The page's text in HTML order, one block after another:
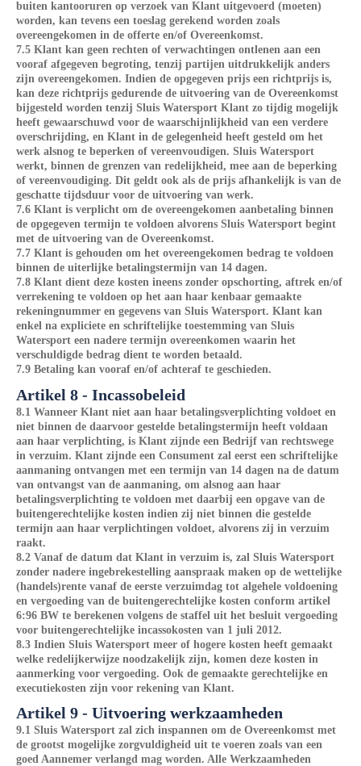
buiten kantooruren op verzoek van Klant uitgevoerd (moeten)
worden, kan tevens een toeslag gerekend worden zoals
overeengekomen in de offerte en/of Overeenkomst.
7.5 Klant kan geen rechten of verwachtingen ontlenen aan een
vooraf afgegeven begroting, tenzij partijen uitdrukkelijk anders
zijn overeengekomen. Indien de opgegeven prijs een richtprijs is,
kan deze richtprijs gedurende de uitvoering van de Overeenkomst
bijgesteld worden tenzij Sluis Watersport Klant zo tijdig mogelijk
heeft gewaarschuwd voor de waarschijnlijkheid van een verdere
overschrijding, en Klant in de gelegenheid heeft gesteld om het
werk alsnog te beperken of vereenvoudigen. Sluis Watersport
werkt, binnen de grenzen van redelijkheid, mee aan de beperking
of vereenvoudiging. Dit geldt ook als de prijs afhankelijk is van de
geschatte tijdsduur voor de uitvoering van werk.
7.6 Klant is verplicht om de overeengekomen aanbetaling binnen
de opgegeven termijn te voldoen alvorens Sluis Watersport begint
met de uitvoering van de Overeenkomst.
7.7 Klant is gehouden om het overeengekomen bedrag te voldoen
binnen de uiterlijke betalingstermijn van 14 dagen.
7.8 Klant dient deze kosten ineens zonder opschorting, aftrek en/of
verrekening te voldoen op het aan haar kenbaar gemaakte
rekeningnummer en gegevens van Sluis Watersport. Klant kan
enkel na expliciete en schriftelijke toestemming van Sluis
Watersport een nadere termijn overeenkomen waarin het
verschuldigde bedrag dient te worden betaald.
7.9 Betaling kan vooraf en/of achteraf te geschieden.
Artikel 8 - Incassobeleid
8.1 Wanneer Klant niet aan haar betalingsverplichting voldoet en
niet binnen de daarvoor gestelde betalingstermijn heeft voldaan
aan haar verplichting, is Klant zijnde een Bedrijf van rechtswege
in verzuim. Klant zijnde een Consument zal eerst een schriftelijke
aanmaning ontvangen met een termijn van 14 dagen na de datum
van ontvangst van de aanmaning, om alsnog aan haar
betalingsverplichting te voldoen met daarbij een opgave van de
buitengerechtelijke kosten indien zij niet binnen die gestelde
termijn aan haar verplichtingen voldoet, alvorens zij in verzuim
raakt.
8.2 Vanaf de datum dat Klant in verzuim is, zal Sluis Watersport
zonder nadere ingebrekestelling aanspraak maken op de wettelijke
(handels)rente vanaf de eerste verzuimdag tot algehele voldoening
en vergoeding van de buitengerechtelijke kosten conform artikel
6:96 BW te berekenen volgens de staffel uit het besluit vergoeding
voor buitengerechtelijke incassokosten van 1 juli 2012.
8.3 Indien Sluis Watersport meer of hogere kosten heeft gemaakt
welke redelijkerwijze noodzakelijk zijn, komen deze kosten in
aanmerking voor vergoeding. Ook de gemaakte gerechtelijke en
executiekosten zijn voor rekening van Klant.
Artikel 9 - Uitvoering werkzaamheden
9.1 Sluis Watersport zal zich inspannen om de Overeenkomst met
de grootst mogelijke zorgvuldigheid uit te voeren zoals van een
goed Aannemer verlangd mag worden. Alle Werkzaamheden